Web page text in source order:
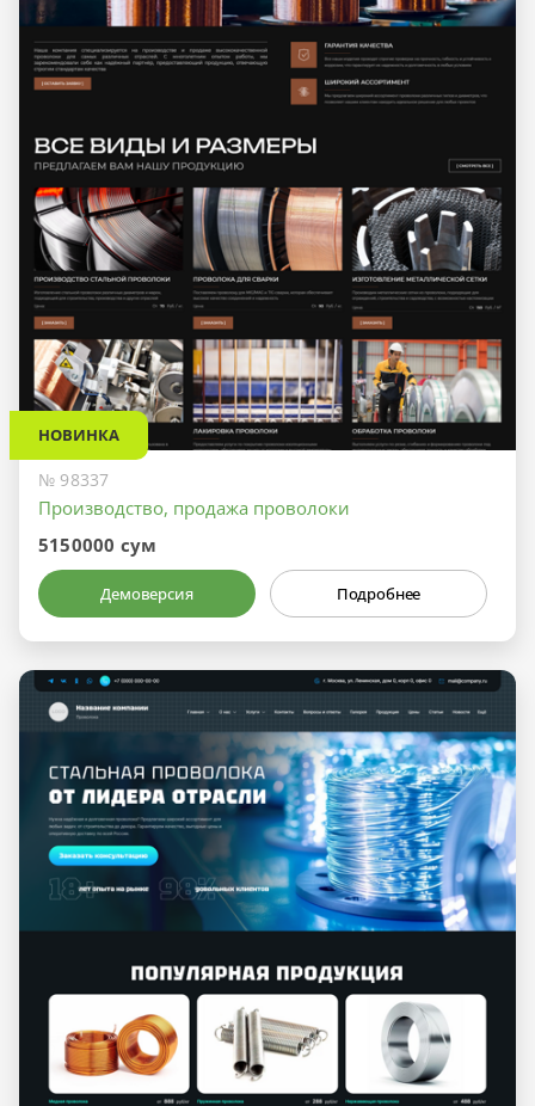
НОВИНКА
№ 98337
Производство, продажа проволоки
5150000 сум
Демоверсия Подробнее